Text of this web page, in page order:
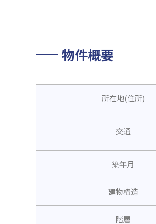
物件概要
所在地(住所)
交通
築年月
建物構造
階層